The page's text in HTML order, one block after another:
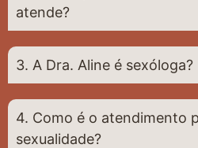
atende?
3. A Dra. Aline é sexóloga?
4. Como é o atendimento
sexualidade?